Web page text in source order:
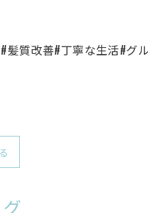
質改善#丁寧な生活#グ